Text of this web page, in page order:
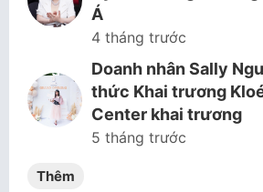
Á
4 tháng trước
Doanh nhân Sally
thức Khai trương
Center khai trương
5 tháng trước
Thêm